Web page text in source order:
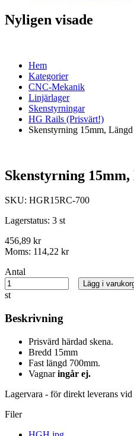
Nyligen visade
Hem
Kategorier
CNC-Mekanik
Linjärlager
Skenstyrningar
HG Rails (Prisvärt!)
Skenstyrning 15mm,
Skenstyrning
SKU: HGR15RC-700
Lagerstatus: 3 st
456,89 kr
Moms: 114,22 kr
Antal
st
Lägg i
Beskrivning
Prisvärd härdad skena.
Bredd 15mm
Fast längd 700mm.
Vagnaringår ej.
Lagervara - för direkt leverans
Filer